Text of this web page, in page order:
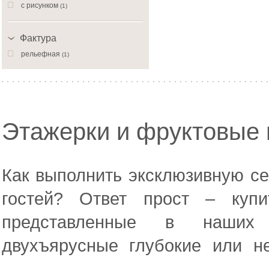
с рисунком (1)
Фактура
рельефная (1)
Этажерки и фруктовые
Как выполнить эксклюзивную
гостей? Ответ прост –
представленные в наших
двухъярусные глубокие или